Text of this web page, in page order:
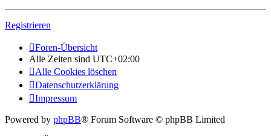
Registrieren
Foren-Übersicht
Alle Zeiten sind UTC+02:00
Alle Cookies löschen
Datenschutzerklärung
Impressum
Powered by phpBB® Forum Software © phpBB Limited